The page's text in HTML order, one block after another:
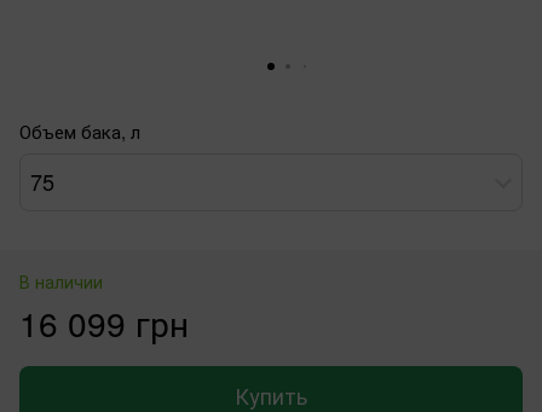
Объем бака, л
75
В наличии
16 099 грн
Купить